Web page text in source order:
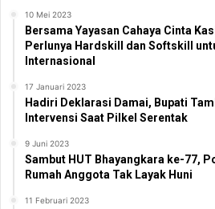
10 Mei 2023
Bersama Yayasan Cahaya Cinta
Perlunya Hardskill dan Softskill
Internasional
17 Januari 2023
Hadiri Deklarasi Damai, Bupati
Intervensi Saat Pilkel Serentak
9 Juni 2023
Sambut HUT Bhayangkara ke-77,
Rumah Anggota Tak Layak Huni
11 Februari 2023